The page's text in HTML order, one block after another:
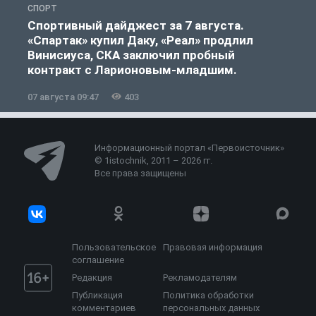
СПОРТ
Спортивный дайджест за 7 августа.
«Спартак» купил Даку, «Реал» продлил
Винисиуса, СКА заключил пробный
контракт с Ларионовым-младшим.
07 августа 09:47 403
Информационный портал «Первоисточник»
© 1istochnik, 2011 – 2026 гг.
Все права защищены
Пользовательское
соглашение
Правовая информация
Редакция
Рекламодателям
Публикация
комментариев
Политика обработки
персональных данных